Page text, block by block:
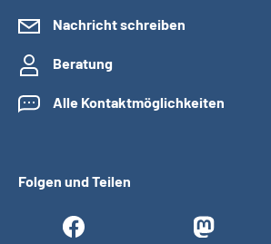
Nachricht schreiben
Beratung
Alle Kontaktmöglichkeiten
Folgen und Teilen